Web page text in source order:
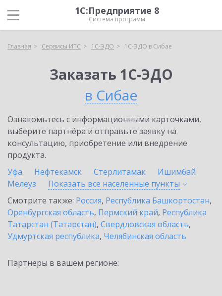
1С:Предприятие 8
Система программ
Главная Сервисы ИТС 1С-ЭДО 1С-ЭДО в Сибае
Заказать 1С-ЭДО
в Сибае
Ознакомьтесь с информационными карточками,
выберите партнёра и отправьте заявку на
консультацию, приобретение или внедрение
продукта.
Уфа
Нефтекамск Стерлитамак
Ишимбай
Мелеуз
Показать все населенные пункты
Смотрите также: Россия, Республика Башкортостан,
Оренбургская область, Пермский край, Республика
Татарстан (Татарстан), Свердловская область,
Удмуртская республика, Челябинская область
Партнеры в вашем регионе: